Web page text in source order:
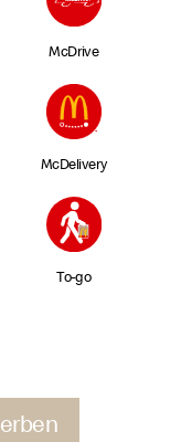
McDrive
McDelivery
To-go